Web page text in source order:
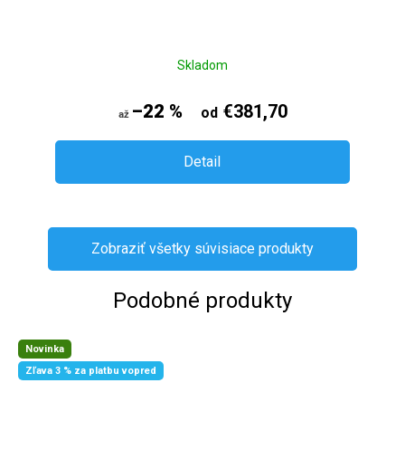
Skladom
až –22 % od€381,70
Detail
Zobraziť všetky súvisiace produkty
Podobné produkty
Novinka
Zľava 3 % za platbu vopred